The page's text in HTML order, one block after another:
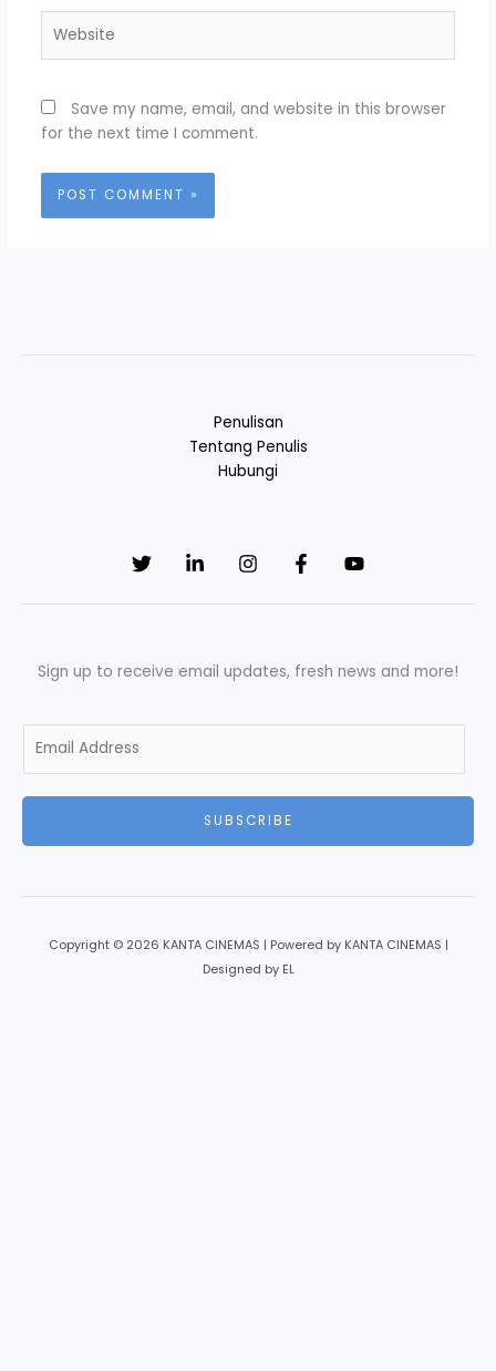
Save my name, email, and website in this browser
for the next time I comment.
Penulisan
Tentang Penulis
Hubungi
Sign up to receive email updates, fresh news and more!
m
i
SUBSCRIBE
Copyright © 2026 KANTA CINEMAS | Powered by KANTA CINEMAS |
Designed by EL